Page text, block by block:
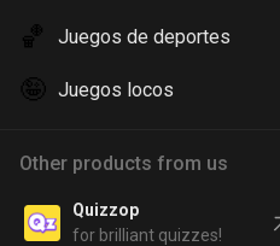
🏀 Juegos de deportes
🤪 Juegos locos
Other products from us
Quizzop
for brilliant quizzes!